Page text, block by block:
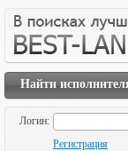
Найти
Логин:
Регистрация